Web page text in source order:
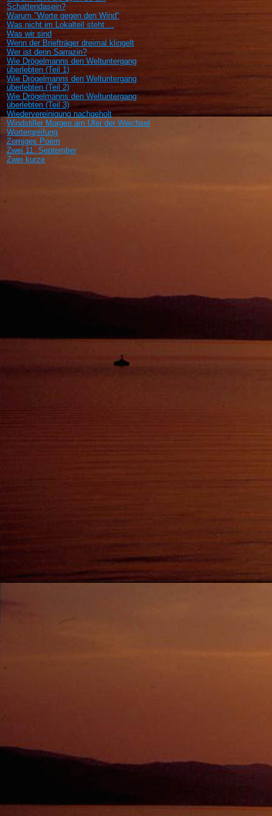
Schattendasein?
Warum "Worte gegen den Wind"
Was nicht im Lokalteil steht ...
Was wir sind
Wenn der Briefträger dreimal klingelt
Wer ist denn Sarrazin?
Wie Drögelmanns den Weltuntergang
überlebten (Teil 1)
Wie Drögelmanns den Weltuntergang
überlebten (Teil 2)
Wie Drögelmanns den Weltuntergang
überlebten (Teil 3)
Wiedervereinigung nachgeholt
Windstiller Morgen am Ufer der Weichsel
Wortergreifung
Zorniges Poem
Zwei 11. September
Zwei kurze